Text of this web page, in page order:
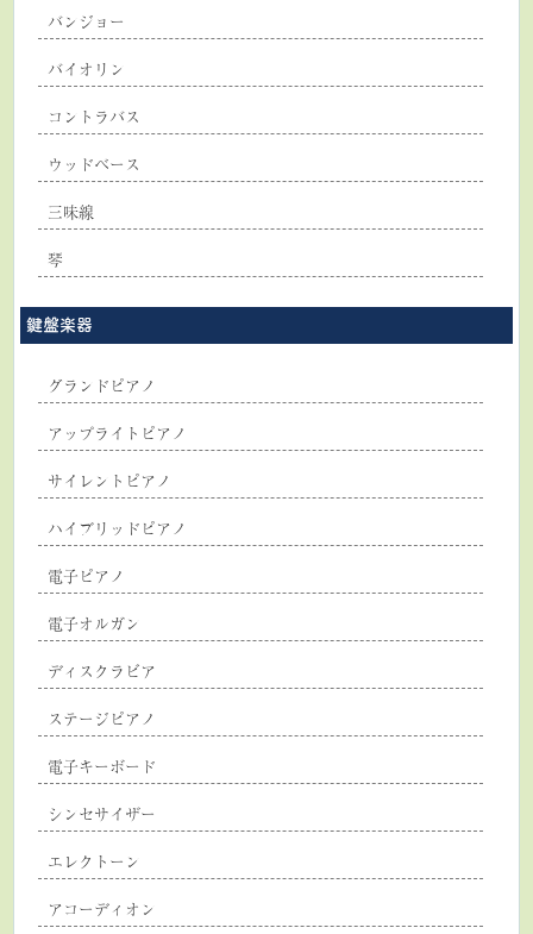
バンジョー
バイオリン
コントラバス
ウッドベース
三味線
琴
鍵盤楽器
グランドピアノ
アップライトピアノ
サイレントピアノ
ハイブリッドピアノ
電子ピアノ
電子オルガン
ディスクラビア
ステージピアノ
電子キーボード
シンセサイザー
エレクトーン
アコーディオン